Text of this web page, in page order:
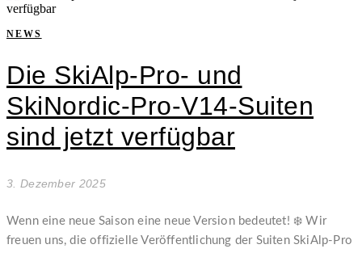
NEWS
Die SkiAlp-Pro- und
SkiNordic-Pro-V14-Suiten
sind jetzt verfügbar
3. Dezember 2025
Wenn eine neue Saison eine neue Version bedeutet! ❄️ Wir
freuen uns, die offizielle Veröffentlichung der Suiten SkiAlp-Pro